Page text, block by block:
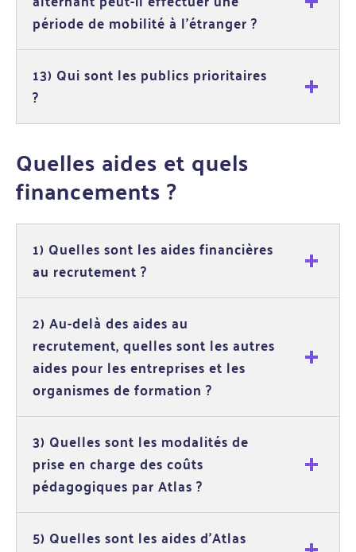
période de mobilité à l'étranger ?
13) Qui sont les publics prioritaires
?
Quelles aides et quels
financements ?
1) Quelles sont les aides financières
au recrutement ?
2) Au-delà des aides au
recrutement, quelles sont les autres
aides pour les entreprises et les
organismes de formation ?
3) Quelles sont les modalités de
prise en charge des coûts
pédagogiques par Atlas ?
5) Quelles sont les aides d'Atlas